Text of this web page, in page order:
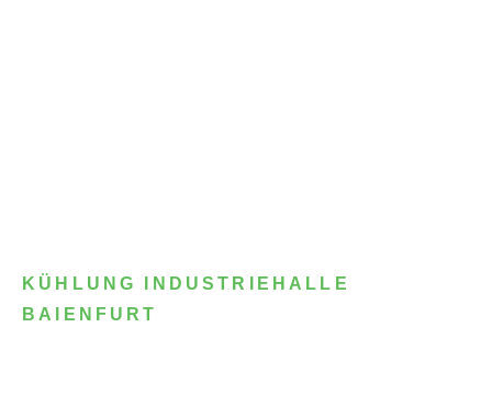
KÜHLUNG INDUSTRIEHALLE
BAIENFURT